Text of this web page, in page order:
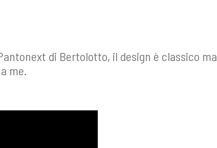
di Bertolotto, il design è classico ma
me.